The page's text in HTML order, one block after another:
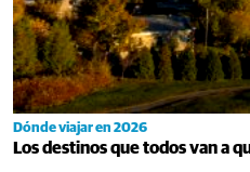
Dónde viajar en 2026
Los destinos que todos van a